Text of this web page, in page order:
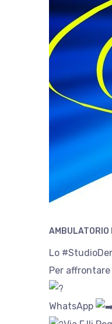
AMBULATORIO
Lo
Per
WhatsApp